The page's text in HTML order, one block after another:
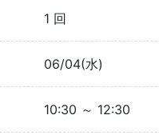
1 回
06/04(水)
10:30 ～ 12:30